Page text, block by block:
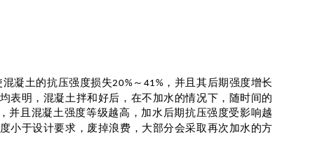
凝土的抗压强度损失20% ～ 41% ，并且其后期强度增长
表明，混凝土拌和好后，在不加水的情况下，随时间的
并且混凝土强度等级越高，加水后期抗压强度受影响越
小于设计要求，废掉浪费，大部分会采取再次加水的方